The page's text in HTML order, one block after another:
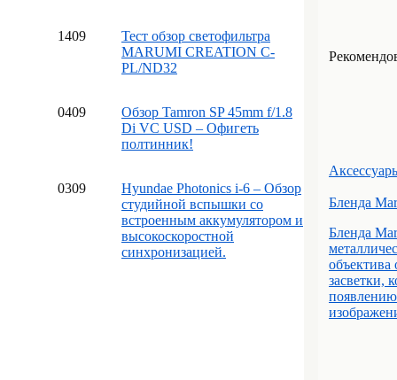
1409
Тест обзор светофильтра
MARUMI CREATION C-
PL/ND32
0409
Обзор Tamron SP 45mm f/1.8
Di VC USD – Офигеть
полтинник!
0309
Hyundae Photonics i-6 – Обзор
студийной вспышки со
встроенным аккумулятором и
высокоскоростной
синхронизацией.
Бленда
Бленда
объектива
засветки,